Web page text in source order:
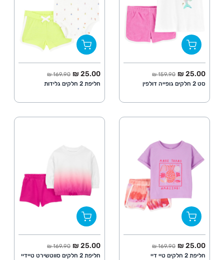
החל מ
25.00 ₪ מחיר מלא
159.90 ₪
סט 2 חלקים גופייה דולפין
החל מ
25.00 ₪ מחיר מלא
169.90 ₪
חליפת 2 חלקים גלידות
החל מ
25.00 ₪ מחיר מלא
169.90 ₪
חליפת 2 חלקים טיי דיי
החל מ
25.00 ₪ מחיר מלא
169.90 ₪
חליפת 2 חלקים סווטשירט טיידיי